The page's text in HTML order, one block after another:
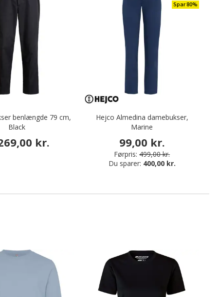
benlængde 79 cm,
Black
kr.
Spar 80%
Hejco Almedina damebukser,
Marine
99,00 kr.
Førpris: 499,00 kr.
Du sparer: 400,00 kr.